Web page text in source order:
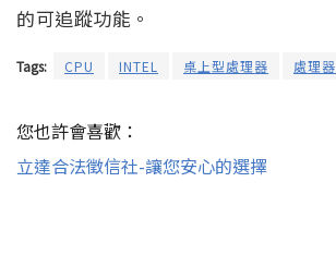
的可追蹤功能。
Tags: CPU INTEL 桌上型處理器 處理器
您也許會喜歡：
立達合法徵信社-讓您安心的選擇